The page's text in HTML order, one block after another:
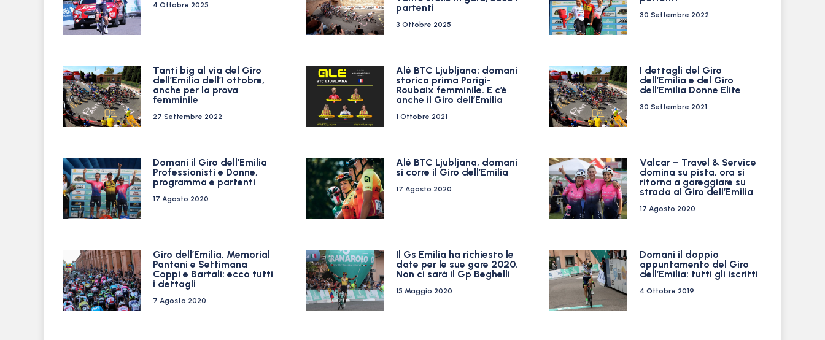
4 Ottobre 2025
partenti
3 Ottobre 2025
30 Settembre 2022
Tanti big al via del Giro
dell’Emilia dell’1 ottobre,
anche per la prova
femminile
27 Settembre 2022
Alé BTC Ljubljana: domani
storica prima Parigi-
Roubaix femminile. E c’è
anche il Giro dell’Emilia
1 Ottobre 2021
I dettagli del Giro
dell’Emilia e del Giro
dell’Emilia Donne Elite
30 Settembre 2021
Domani il Giro dell’Emilia
Professionisti e Donne,
programma e partenti
17 Agosto 2020
Alé BTC Ljubljana, domani
si corre il Giro dell’Emilia
17 Agosto 2020
Valcar – Travel & Service
domina su pista, ora si
ritorna a gareggiare su
strada al Giro dell’Emilia
17 Agosto 2020
Giro dell’Emilia, Memorial
Pantani e Settimana
Coppi e Bartali: ecco tutti
i dettagli
7 Agosto 2020
Il Gs Emilia ha richiesto le
date per le sue gare 2020.
Non ci sarà il Gp Beghelli
15 Maggio 2020
Domani il doppio
appuntamento del Giro
dell’Emilia: tutti gli iscritti
4 Ottobre 2019